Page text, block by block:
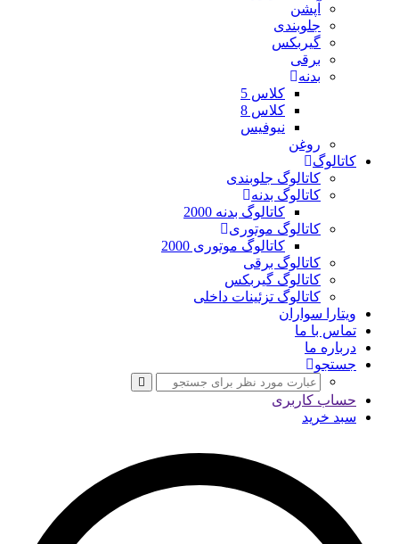
آپشن
جلوبندی
گیربکس
برقی
بدنه
کلاس 5
کلاس 8
نیوفیس
روغن
کاتالوگ
کاتالوگ جلوبندی
کاتالوگ بدنه
کاتالوگ بدنه 2000
کاتالوگ موتوری
کاتالوگ موتوری 2000
کاتالوگ برقی
کاتالوگ گیربکس
کاتالوگ تزئینات داخلی
ویتارا سواران
تماس با ما
درباره ما
جستجو
حساب کاربری
سبد خرید